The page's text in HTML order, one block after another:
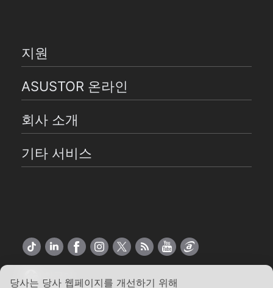
당사는 당사 웹페이지를 개선하기 위해
지원
ASUSTOR 온라인
회사 소개
기타 서비스
한국어